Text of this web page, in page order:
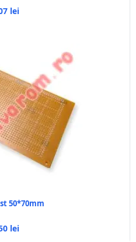
lei
50*70mm
lei